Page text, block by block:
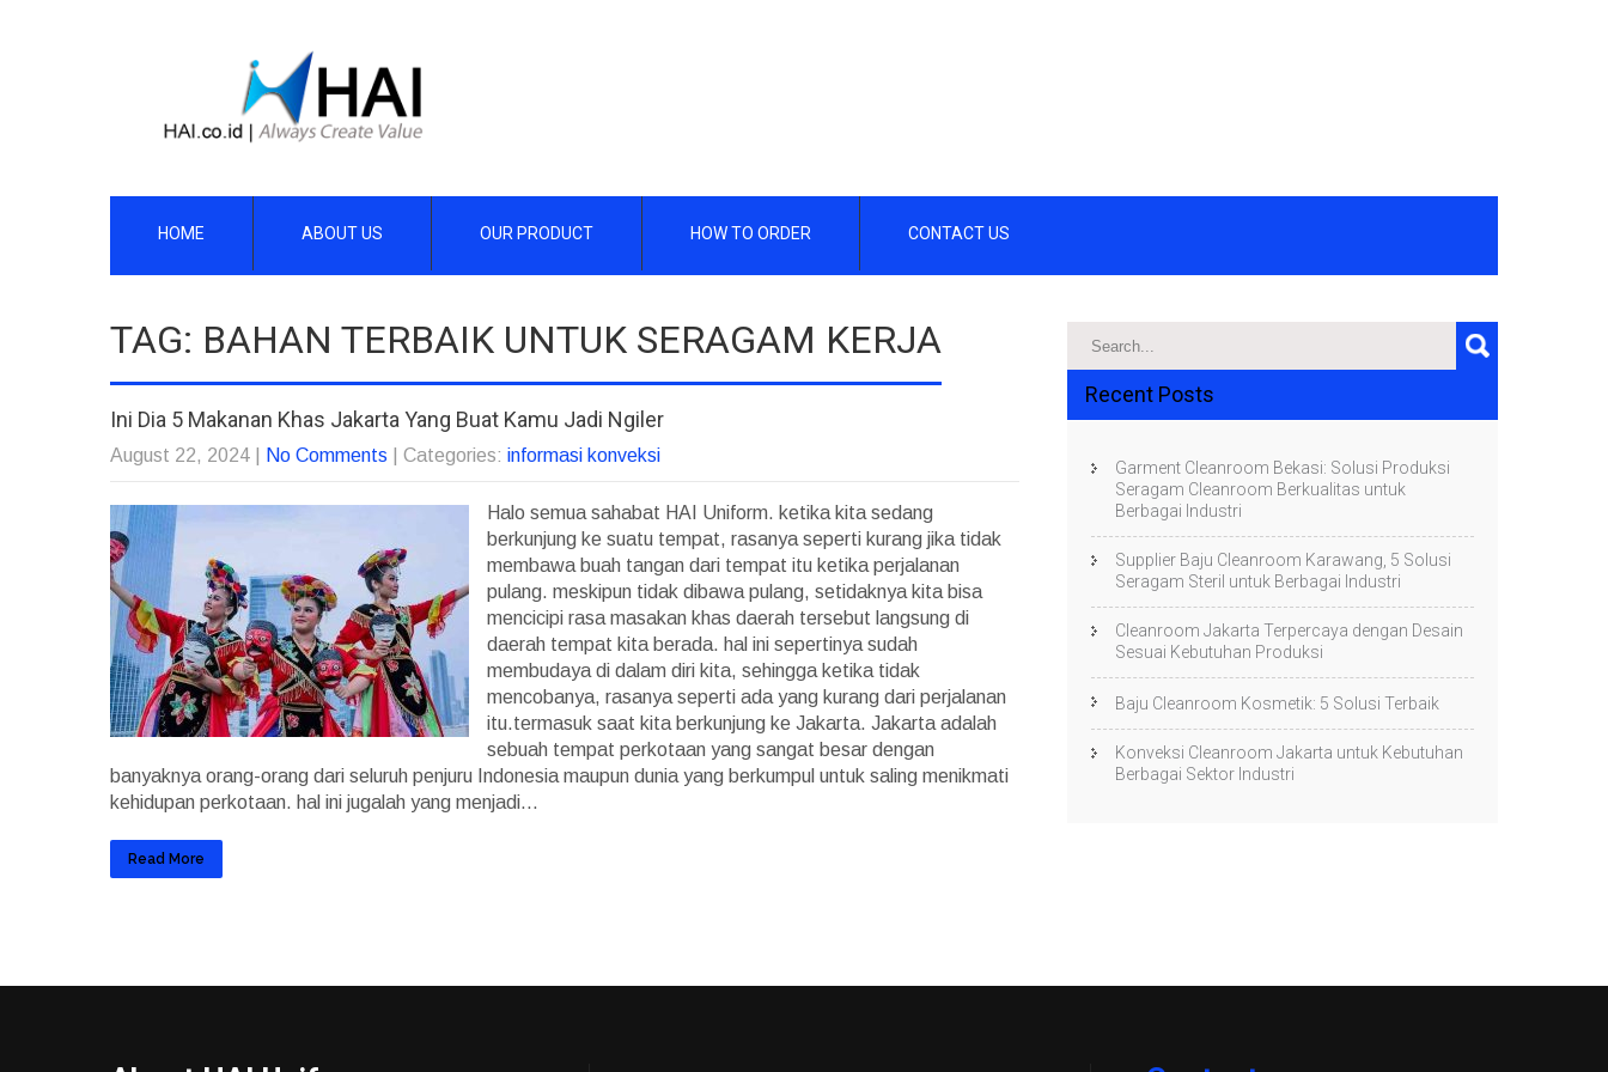
HOME ABOUT US OUR PRODUCT HOW TO ORDER CONTACT US
TAG: BAHAN TERBAIK UNTUK SERAGAM KERJA
Ini Dia 5 Makanan Khas Jakarta Yang Buat Kamu Jadi Ngiler
August 22, 2024 No Comments | Categories: informasi konveksi
Halo semua sahabat HAI Uniform. ketika kita sedang
berkunjung ke suatu tempat, rasanya seperti kurang jika tidak
membawa buah tangan dari tempat itu ketika perjalanan
pulang. meskipun tidak dibawa pulang, setidaknya kita bisa
mencicipi rasa masakan khas daerah tersebut langsung di
daerah tempat kita berada. hal ini sepertinya sudah
membudaya di dalam diri kita, sehingga ketika tidak
mencobanya, rasanya seperti ada yang kurang dari perjalanan
itu.termasuk saat kita berkunjung ke Jakarta. Jakarta adalah
sebuah tempat perkotaan yang sangat besar dengan
banyaknya orang-orang dari seluruh penjuru Indonesia maupun dunia yang berkumpul untuk saling menikmati
kehidupan perkotaan. hal ini jugalah yang menjadi...
Read More
Recent Posts
Garment Cleanroom Bekasi: Solusi Produksi
Seragam Cleanroom Berkualitas untuk
Berbagai Industri
Supplier Baju Cleanroom Karawang, 5 Solusi
Seragam Steril untuk Berbagai Industri
Cleanroom Jakarta Terpercaya dengan Desain
Sesuai Kebutuhan Produksi
Baju Cleanroom Kosmetik: 5 Solusi Terbaik
Konveksi Cleanroom Jakarta untuk Kebutuhan
Berbagai Sektor Industri